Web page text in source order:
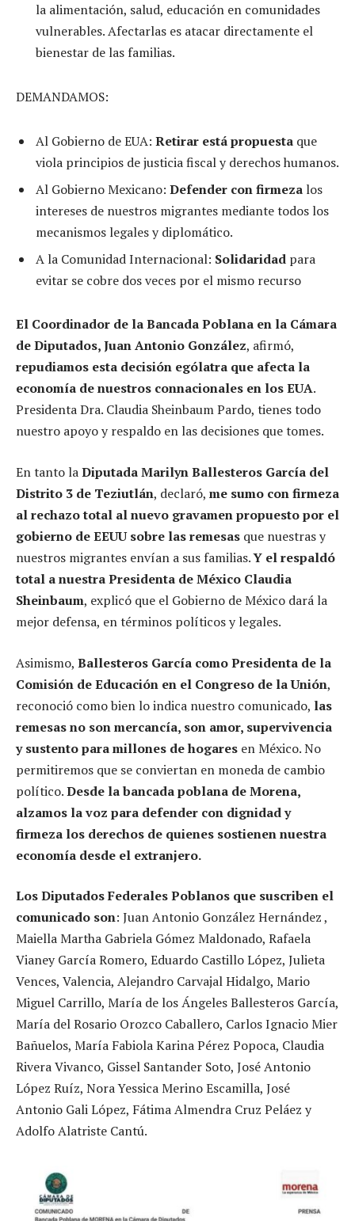
la alimentación, salud, educación en comunidades
vulnerables. Afectarlas es atacar directamente el
bienestar de las familias.
DEMANDAMOS:
Al Gobierno de EUA: Retirar está propuesta que
viola principios de justicia fiscal y derechos humanos.
Al Gobierno Mexicano: Defender con firmeza los
intereses de nuestros migrantes mediante todos los
mecanismos legales y diplomático.
A la Comunidad Internacional: Solidaridad para
evitar se cobre dos veces por el mismo recurso
El Coordinador de la Bancada Poblana en la Cámara
de Diputados, Juan Antonio González, afirmó,
repudiamos esta decisión ególatra que afecta la
economía de nuestros connacionales en los EUA.
Presidenta Dra. Claudia Sheinbaum Pardo, tienes todo
nuestro apoyo y respaldo en las decisiones que tomes.
En tanto laDiputada Marilyn Ballesteros García del
Distrito 3 de Teziutlán, declaró, me sumo con firmeza
al rechazo total al nuevo gravamen propuesto por el
gobierno de EEUU sobre las remesas que nuestras y
nuestros migrantes envían a sus familias.Y el respaldó
total a nuestra Presidenta de México Claudia
Sheinbaum, explicó que el Gobierno de México dará la
mejor defensa, en términos políticos y legales.
Asimismo, Ballesteros García como Presidenta de la
Comisión de Educación en el Congreso de la Unión,
reconoció como bien lo indica nuestro comunicado, las
remesas no son mercancía, son amor, supervivencia
y sustento para millones de hogares en México. No
permitiremos que se conviertan en moneda de cambio
político.Desde la bancada poblana de Morena,
alzamos la voz para defender con dignidad y
firmeza los derechos de quienes sostienen nuestra
economía desde el extranjero.
Los Diputados Federales Poblanos que suscriben el
comunicado son: Juan Antonio González Hernández ,
Maiella Martha Gabriela Gómez Maldonado, Rafaela
Vianey García Romero, Eduardo Castillo López, Julieta
Vences, Valencia, Alejandro Carvajal Hidalgo, Mario
Miguel Carrillo, María de los Ángeles Ballesteros García,
María del Rosario Orozco Caballero, Carlos Ignacio Mier
Bañuelos, María Fabiola Karina Pérez Popoca, Claudia
Rivera Vivanco, Gissel Santander Soto, José Antonio
López Ruíz, Nora Yessica Merino Escamilla, José
Antonio Gali López, Fátima Almendra Cruz Peláez y
Adolfo Alatriste Cantú.